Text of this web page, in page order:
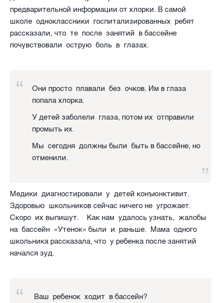
предварительной информации от хлорки. В самой
школе одноклассники госпитализированных ребят
рассказали, что те после занятий в бассейне
почувствовали острую боль в глазах.
Они просто плавали без очков. Им в глаза
попала хлорка.
У детей заболели глаза, потом их отправили
промыть их.
Мы сегодня должны были быть в бассейне, но
отменили.
Медики диагностировали у детей конъюнктивит.
Здоровью школьников сейчас ничего не угрожает.
Скоро их выпишут. Как нам удалось узнать, жалобы
на бассейн «Утенок» были и раньше. Мама одного
школьника рассказала, что у ребенка после занятий
начался зуд.
Ваш ребенок ходит в бассейн?